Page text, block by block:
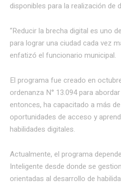
disponibles para la realización de
“Reducir la brecha digital es uno
para lograr una ciudad cada vez
enfatizó el funcionario municipal.
El programa fue creado en
ordenanza N° 13.094 para
entonces, ha capacitado a más
oportunidades de acceso y
habilidades digitales.
Actualmente, el programa
Inteligente desde donde se
orientadas al desarrollo de